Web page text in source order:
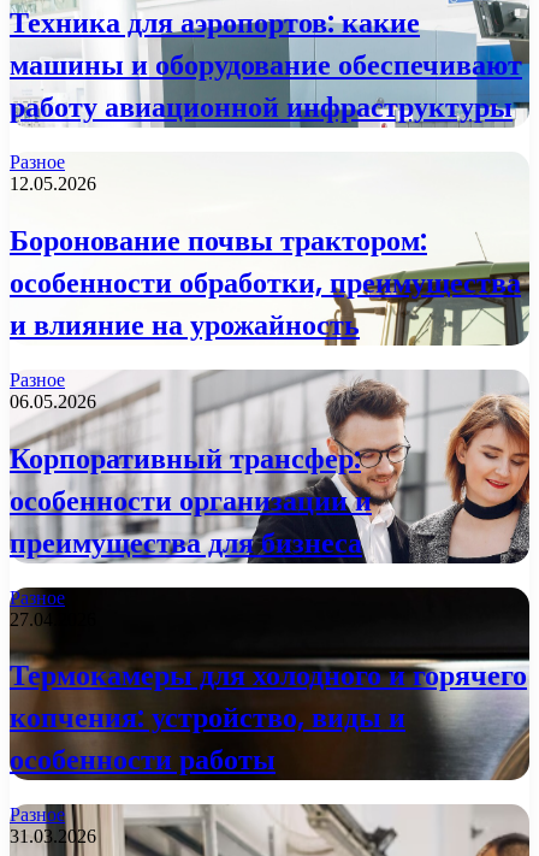
Техника для аэропортов: какие
машины и оборудование обеспечивают
работу авиационной инфраструктуры
Разное
12.05.2026
Боронование почвы трактором:
особенности обработки, преимущества
и влияние на урожайность
Разное
06.05.2026
Корпоративный трансфер:
особенности организации и
преимущества для бизнеса
Разное
27.04.2026
Термокамеры для холодного и горячего
копчения: устройство, виды и
особенности работы
Разное
31.03.2026